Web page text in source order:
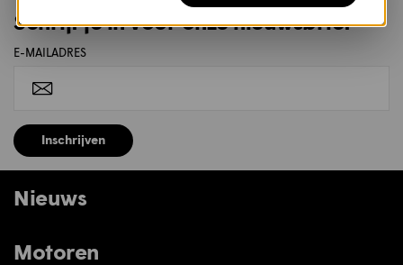
Schrijf je in voor onze nieuwsbrief
E-MAILADRES
Inschrijven
Nieuws
Motoren